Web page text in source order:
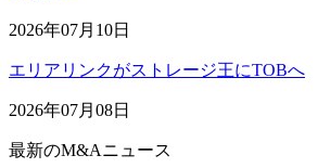
2026年07月10日
エリアリンクがストレージ王にTOBへ
2026年07月08日
最新のM&Aニュース